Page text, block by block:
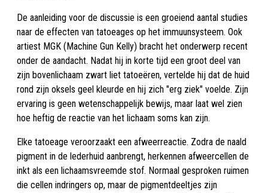
De aanleiding voor de discussie is een groeiend aantal studies
naar de effecten van tatoeages op het immuunsysteem. Ook
artiest MGK (Machine Gun Kelly) bracht het onderwerp recent
onder de aandacht. Nadat hij in korte tijd een groot deel van
zijn bovenlichaam zwart liet tatoeëren, vertelde hij dat de huid
rond zijn oksels geel kleurde en hij zich "erg ziek" voelde. Zijn
ervaring is geen wetenschappelijk bewijs, maar laat wel zien
hoe heftig de reactie van het lichaam soms kan zijn.
Elke tatoeage veroorzaakt een afweerreactie. Zodra de naald
pigment in de lederhuid aanbrengt, herkennen afweercellen de
inkt als een lichaamsvreemde stof. Normaal gesproken ruimen
die cellen indringers op, maar de pigmentdeeltjes zijn